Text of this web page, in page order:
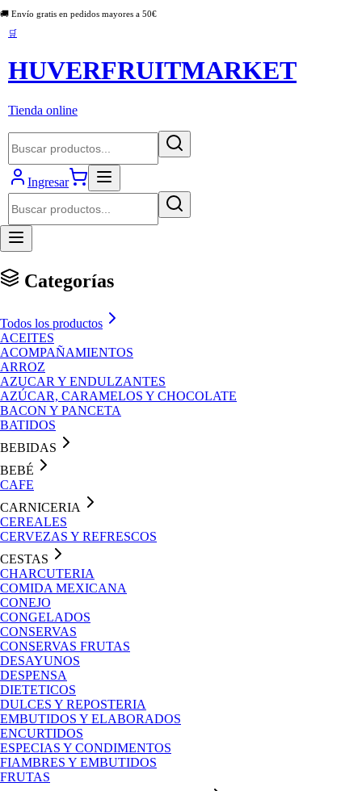
🚚 Envío gratis en pedidos mayores a 50€
🛒
HUVERFRUITMARKET
Tienda online
Ingresar
Categorías
Todos los productos
ACEITES
ACOMPAÑAMIENTOS
ARROZ
AZUCAR Y ENDULZANTES
AZÚCAR, CARAMELOS Y CHOCOLATE
BACON Y PANCETA
BATIDOS
BEBIDAS
BEBÉ
CAFE
CARNICERIA
CEREALES
CERVEZAS Y REFRESCOS
CESTAS
CHARCUTERIA
COMIDA MEXICANA
CONEJO
CONGELADOS
CONSERVAS
CONSERVAS FRUTAS
DESAYUNOS
DESPENSA
DIETETICOS
DULCES Y REPOSTERIA
EMBUTIDOS Y ELABORADOS
ENCURTIDOS
ESPECIAS Y CONDIMENTOS
FIAMBRES Y EMBUTIDOS
FRUTAS